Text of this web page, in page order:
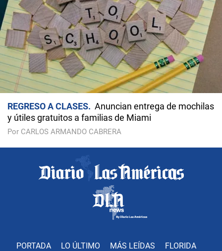
REGRESO A CLASES
Anuncian entrega de mochilas
y útiles gratuitos a familias de Miami
Por CARLOS ARMANDO CABRERA
PORTADA LO ÚLTIMO MÁS LEÍDAS FLORIDA